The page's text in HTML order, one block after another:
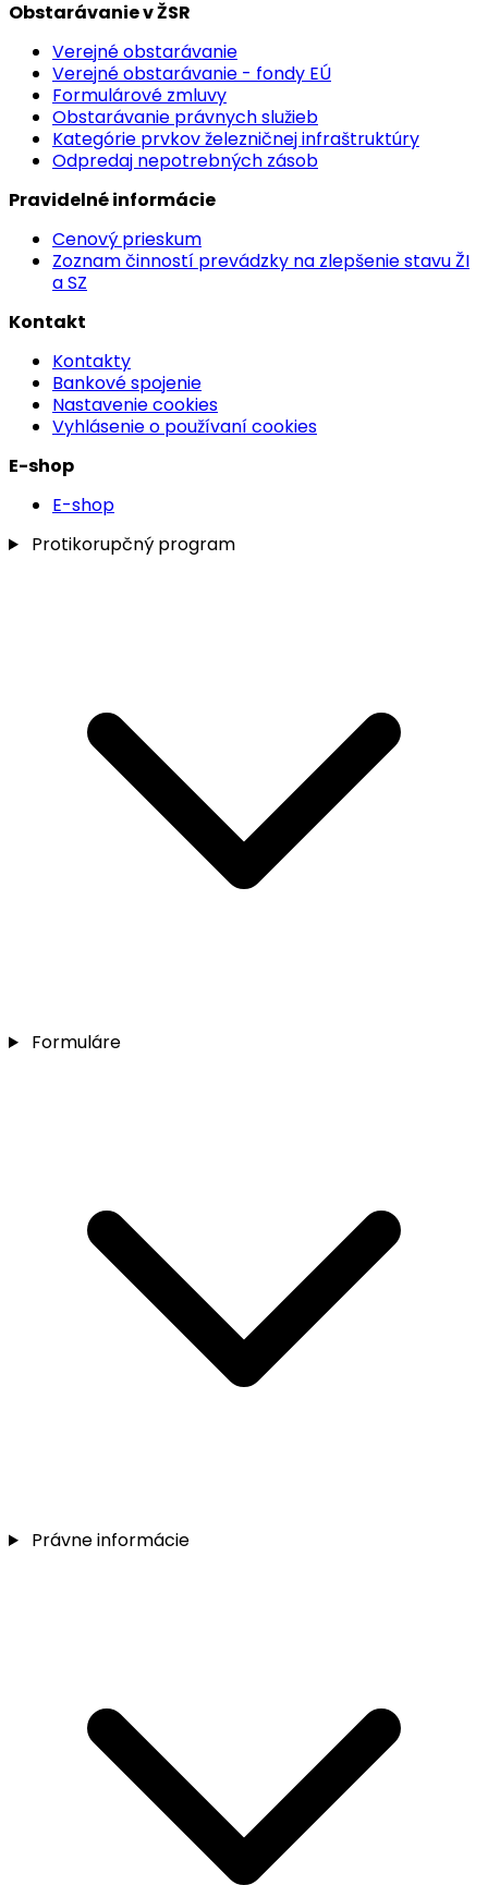
Obstarávanie v ŽSR
Verejné obstarávanie
Verejné obstarávanie - fondy EÚ
Formulárové zmluvy
Obstarávanie právnych služieb
Kategórie prvkov železničnej infraštruktúry
Odpredaj nepotrebných zásob
Pravidelné informácie
Cenový prieskum
Zoznam činností prevádzky na zlepšenie stavu ŽI
a SZ
Kontakt
Kontakty
Bankové spojenie
Nastavenie cookies
Vyhlásenie o používaní cookies
E-shop
E-shop
Protikorupčný program
Formuláre
Právne informácie